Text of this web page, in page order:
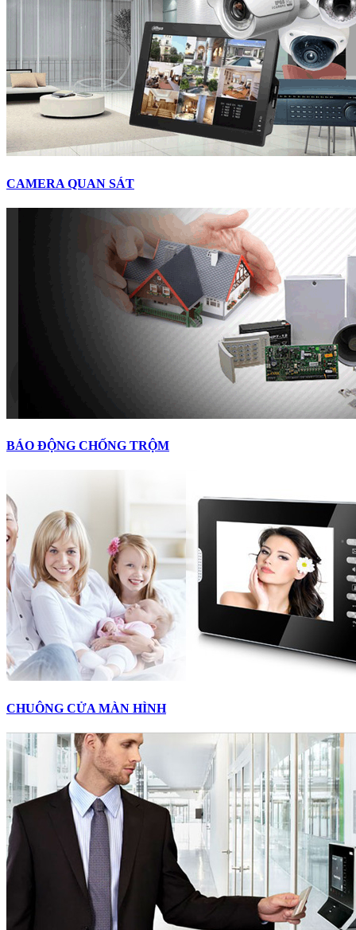
CAMERA QUAN SÁT
BÁO ĐỘNG CHỐNG TRỘM
CHUÔNG CỬA MÀN HÌNH